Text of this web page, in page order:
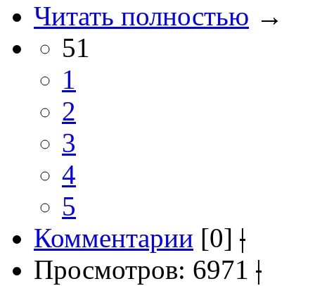
Читать полностью →
51
1
2
3
4
5
Комментарии [0] |
Просмотров: 6971 |